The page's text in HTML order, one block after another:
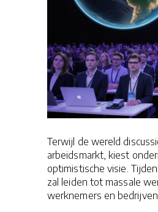
Terwijl de wereld
arbeidsmarkt, kiest
optimistische visie.
zal leiden tot massale
werknemers en